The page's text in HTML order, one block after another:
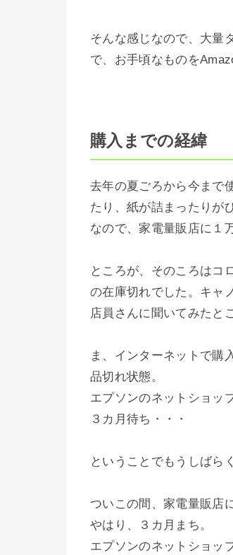
そんな感じなので、大量
で、お手頃なものを
購入までの経緯
去年の夏ごろから今まで
たり、紙が詰まったりが
なので、家電量販店に１
ところが、そのころはコ
の在庫切れでした。キャ
店員さんに聞いてみたと
ま、インターネットで購
品切れ状態。
エプソンのネットショッ
３カ月待ち・・・
ということでもうしばら
ついこの間、家電量販店
やはり、３カ月まち。
エプソンのネットショッ